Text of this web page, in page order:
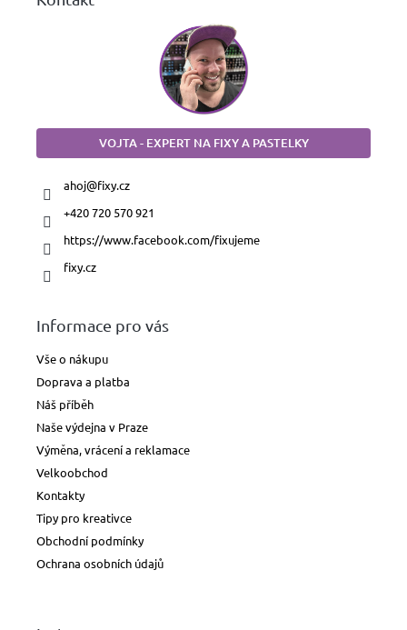
VOJTA - EXPERT NA FIXY A PASTELKY
ahoj@fixy.cz
+420 720 570 921
https://www.facebook.com/fixujeme
fixy.cz
Informace pro vás
Vše o nákupu
Doprava a platba
Náš příběh
Naše výdejna v Praze
Výměna, vrácení a reklamace
Velkoobchod
Kontakty
Tipy pro kreativce
Obchodní podmínky
Ochrana osobních údajů